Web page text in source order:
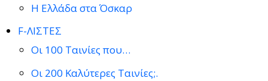
Η Ελλάδα στα Όσκαρ
F-ΛΙΣΤΕΣ
Οι 100 Ταινίες που…
Οι 200 Καλύτερες Ταινίες;.